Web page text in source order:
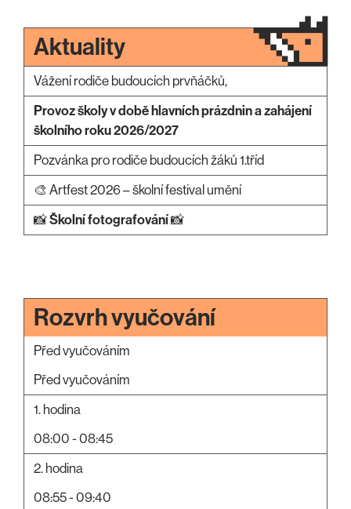
Aktuality
Vážení rodiče budoucích prvňáčků,
Provoz školy v době hlavních prázdnin a zahájení
školního roku 2026/2027
Pozvánka pro rodiče budoucích žáků 1.tříd
🎨 Artfest 2026 – školní festival umění
📸Školní fotografování📸
Rozvrh vyučování
Před vyučováním
Před vyučováním
1. hodina
08:00 - 08:45
2. hodina
08:55 - 09:40